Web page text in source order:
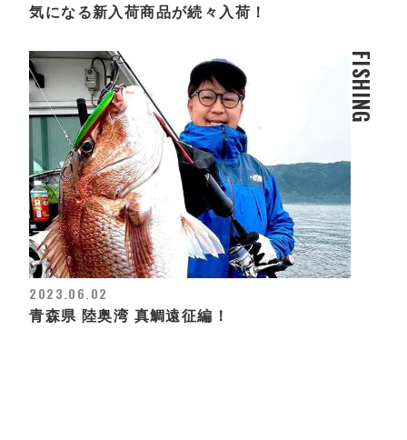
気になる新入荷商品が続々入荷！
FISHING
2023.06.02
青森県 陸奥湾 真鯛遠征編！